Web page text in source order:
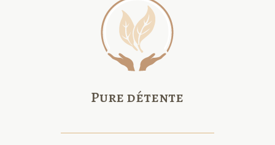
Pure détente